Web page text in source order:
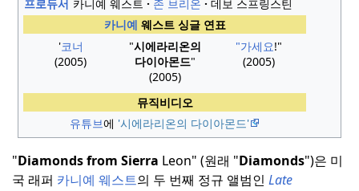
프로듀서 카니예 웨스트 존 브리온
데보 스프링스틴
카니예 웨스트 싱글 연표
'코너
(2005)
"시에라리온의
다이아몬드"
(2005)
"가세요!"
(2005)
뮤직비디오
유튜브에 '시에라리온의 다이아몬드'
"Diamonds from Sierra Leon" (원래 "Diamonds")은 미
국 래퍼 카니예 웨스트의 두 번째 정규 앨범인 Late